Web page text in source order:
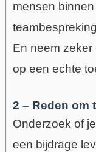
mensen
En neem zeker
op een echte
2 – Reden om
Onderzoek of
een bijdrage